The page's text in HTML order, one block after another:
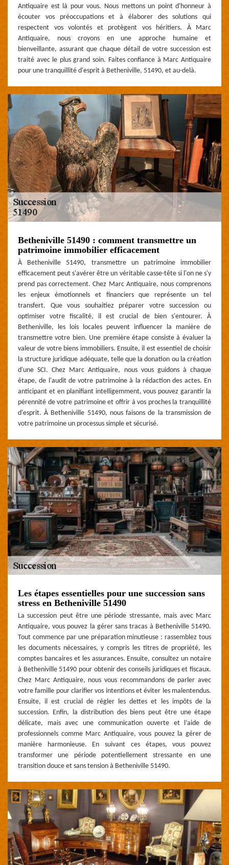
Antiquaire est là pour vous. Nous mettons un point d'honneur à
écouter vos préoccupations et à élaborer des solutions qui
respectent vos volontés et protègent vos héritiers. À Marc
Antiquaire, nous croyons en une approche humaine et
bienveillante, assurant que chaque détail de votre succession est
traité avec le plus grand soin. Faites confiance à Marc Antiquaire
pour une tranquillité d'esprit à Betheniville, 51490, et au-delà.
Betheniville 51490 : comment transmettre un
patrimoine immobilier efficacement
À Betheniville 51490, transmettre un patrimoine immobilier
efficacement peut s'avérer être un véritable casse-tête si l'on ne s'y
prend pas correctement. Chez Marc Antiquaire, nous comprenons
les enjeux émotionnels et financiers que représente un tel
transfert. Que vous souhaitiez préparer votre succession ou
optimiser votre fiscalité, il est crucial de bien s'entourer. À
Betheniville, les lois locales peuvent influencer la manière de
transmettre votre bien. Une première étape consiste à évaluer la
valeur de votre biens immobiliers. Ensuite, il est essentiel de choisir
la structure juridique adéquate, telle que la donation ou la création
d'une SCI. Chez Marc Antiquaire, nous vous guidons à chaque
étape, de l'audit de votre patrimoine à la rédaction des actes. En
anticipant et en planifiant intelligemment, vous pouvez garantir la
pérennité de votre patrimoine et offrir à vos proches la tranquillité
d'esprit. À Betheniville 51490, nous faisons de la transmission de
votre patrimoine un processus simple et sécurisé.
Les étapes essentielles pour une succession sans
stress en Betheniville 51490
La succession peut être une période stressante, mais avec Marc
Antiquaire, vous pouvez la gérer sans tracas à Betheniville 51490.
Tout commence par une préparation minutieuse : rassemblez tous
les documents nécessaires, y compris les titres de propriété, les
comptes bancaires et les assurances. Ensuite, consultez un notaire
à Betheniville 51490 pour obtenir des conseils juridiques et fiscaux.
Chez Marc Antiquaire, nous vous recommandons de parler avec
votre famille pour clarifier vos intentions et éviter les malentendus.
Ensuite, il est crucial de régler les dettes et les impôts de la
succession. Enfin, la distribution des biens peut être une étape
délicate, mais avec une communication ouverte et l’aide de
professionnels comme Marc Antiquaire, vous pouvez la gérer de
manière harmonieuse. En suivant ces étapes, vous pouvez
transformer une période potentiellement stressante en une
transition douce et sans tension à Betheniville 51490.